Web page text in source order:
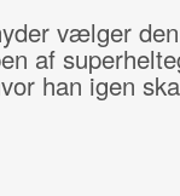
vælger
af
han igen